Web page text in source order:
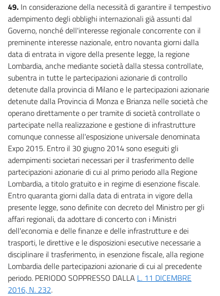
49. In considerazione della necessità di garantire il tempestivo
adempimento degli obblighi internazionali già assunti dal
Governo, nonché dell'interesse regionale concorrente con il
preminente interesse nazionale, entro novanta giorni dalla
data di entrata in vigore della presente legge, la regione
Lombardia, anche mediante società dalla stessa controllate,
subentra in tutte le partecipazioni azionarie di controllo
detenute dalla provincia di Milano e le partecipazioni azionarie
detenute dalla Provincia di Monza e Brianza nelle società che
operano direttamente o per tramite di società controllate o
partecipate nella realizzazione e gestione di infrastrutture
comunque connesse all'esposizione universale denominata
Expo 2015. Entro il 30 giugno 2014 sono eseguiti gli
adempimenti societari necessari per il trasferimento delle
partecipazioni azionarie di cui al primo periodo alla Regione
Lombardia, a titolo gratuito e in regime di esenzione fiscale.
Entro quaranta giorni dalla data di entrata in vigore della
presente legge, sono definite con decreto del Ministro per gli
affari regionali, da adottare di concerto con i Ministri
dell'economia e delle finanze e delle infrastrutture e dei
trasporti, le direttive e le disposizioni esecutive necessarie a
disciplinare il trasferimento, in esenzione fiscale, alla regione
Lombardia delle partecipazioni azionarie di cui al precedente
periodo. PERIODO SOPPRESSO DALLA L. 11 DICEMBRE
2016, N. 232.